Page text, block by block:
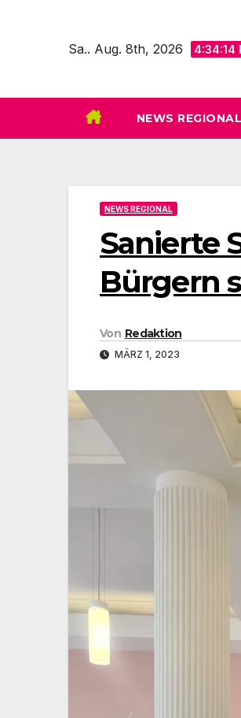
Sa.. Aug. 8th, 2026 4:34:16
NEWS REGIONAL
NEWS REGIONAL
Sanierte
Bürgern
Von Redaktion
MÄRZ 1, 2023